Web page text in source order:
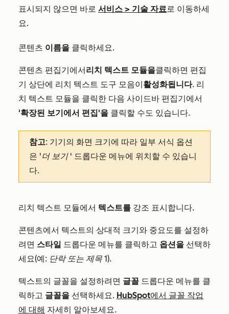
표시되지 않으면 바로 서비스 > 기술 자료로 이동하세
요.
콘텐츠 이름을 클릭하세요.
콘텐츠 편집기에서리치 텍스트 모듈을클릭하면 편집
기 상단에 리치 텍스트 도구 모음이활성화됩니다. 리
치 텍스트 모듈을 클릭한 다음 사이드바 편집기에서
'확장된 보기에서 편집'을 클릭할 수도 있습니다.
참고: 기기의 화면 크기에 따라 일부 서식 옵션
은 '더 보기' 드롭다운 메뉴에 위치할 수 있습니
다.
리치 텍스트 모듈에서 텍스트를 강조 표시합니다.
콘텐츠에서 텍스트의 상대적 크기와 중요도를 설정하
려면 스타일 드롭다운 메뉴를 클릭하고 옵션을 선택하
세요(예: 단락 또는 제목 1).
텍스트의 글꼴을 설정하려면 글꼴 드롭다운 메뉴를 클
릭하고 글꼴을 선택하세요. HubSpot에서 글꼴 작업
에 대해 자세히 알아보세요.